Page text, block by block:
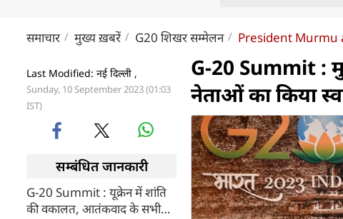
समाचार मुख्य ख़बरें G20 शिखर सम्मेलन President Murmu
Last Modified: नई दिल्ली ,
Sunday, 10 September 2023 (01:03
IST)
सम्बंधित जानकारी
G-20 Summit : यूक्रेन में शांति
की वकालत, आतंकवाद के सभी
G-20 Summit :
नेताओं का किया